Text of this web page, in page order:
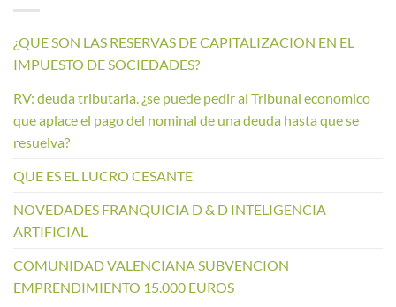
¿QUE SON LAS RESERVAS DE CAPITALIZACION EN EL
IMPUESTO DE SOCIEDADES?
RV: deuda tributaria. ¿se puede pedir al Tribunal economico
que aplace el pago del nominal de una deuda hasta que se
resuelva?
QUE ES EL LUCRO CESANTE
NOVEDADES FRANQUICIA D & D INTELIGENCIA
ARTIFICIAL
COMUNIDAD VALENCIANA SUBVENCION
EMPRENDIMIENTO 15.000 EUROS